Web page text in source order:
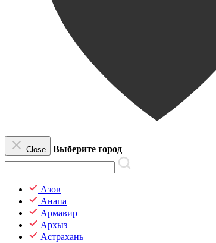
Close Выберите город
Азов
Анапа
Армавир
Архыз
Астрахань